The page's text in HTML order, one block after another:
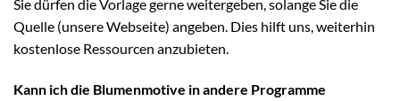
Sie dürfen die Vorlage gerne weitergeben, solange Sie die
Quelle (unsere Webseite) angeben. Dies hilft uns, weiterhin
kostenlose Ressourcen anzubieten.
Kann ich die Blumenmotive in andere Programme